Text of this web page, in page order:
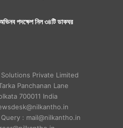
পদক্ষেপ নিল ৩৪টি ডাকঘর
Private Limited
Panchanan Lane
700011 India
: mail@nilkantho.in